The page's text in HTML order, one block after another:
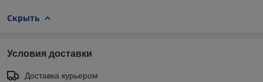
Скрыть
Условия доставки
Доставка курьером